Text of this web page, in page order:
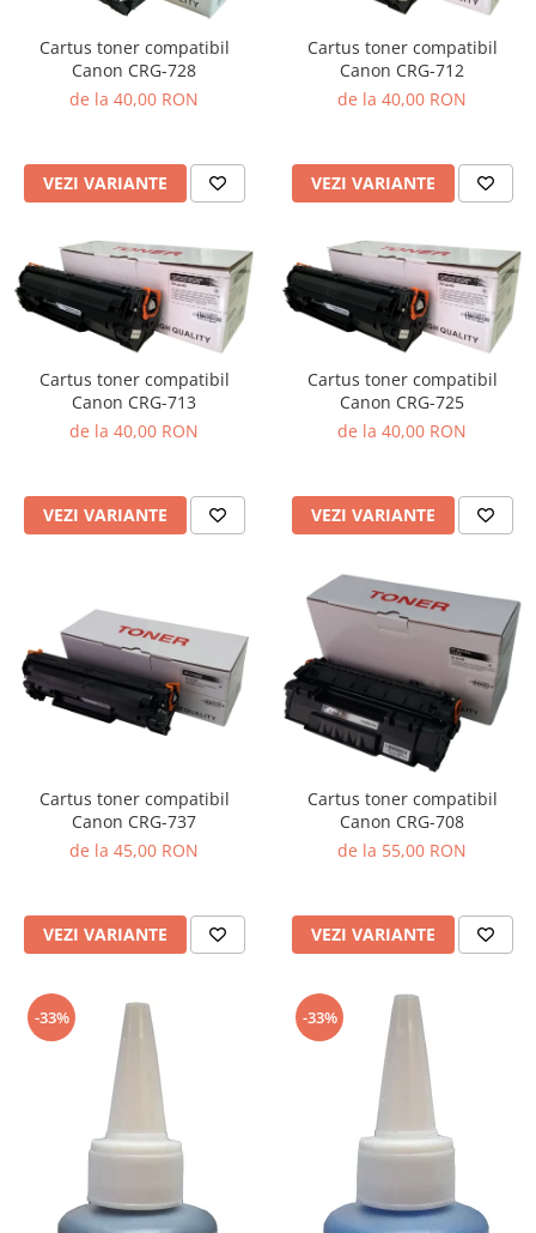
Cartus toner compatibil
Canon CRG-728
de la 40,00 RON
VEZI VARIANTE
Cartus toner compatibil
Canon CRG-712
de la 40,00 RON
VEZI VARIANTE
Cartus toner compatibil
Canon CRG-713
de la 40,00 RON
VEZI VARIANTE
Cartus toner compatibil
Canon CRG-725
de la 40,00 RON
VEZI VARIANTE
Cartus toner compatibil
Canon CRG-737
de la 45,00 RON
VEZI VARIANTE
Cartus toner compatibil
Canon CRG-708
de la 55,00 RON
VEZI VARIANTE
-33% -33%